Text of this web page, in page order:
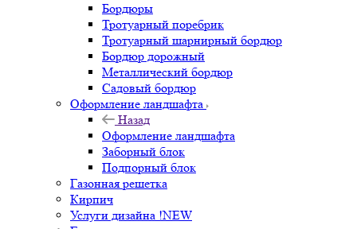
Бордюры
Тротуарный поребрик
Тротуарный шарнирный бордюр
Бордюр дорожный
Металлический бордюр
Садовый бордюр
Оформление ландшафта
Назад
Оформление ландшафта
Заборный блок
Подпорный блок
Газонная решетка
Кирпич
Услуги дизайна !NEW